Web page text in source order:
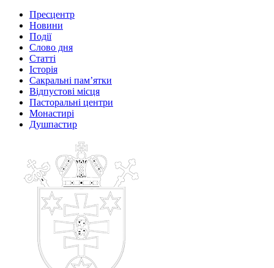
Пресцентр
Новини
Події
Слово дня
Статті
Історія
Сакральні пам’ятки
Відпустові місця
Пасторальні центри
Монастирі
Душпастир